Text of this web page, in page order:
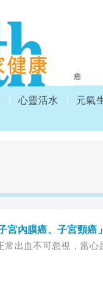
心靈活水 元氣
宮內膜癌、子宮頸癌
常出血不可忽視，當心